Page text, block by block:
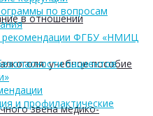
в отношении
учебное пособие
звена медико-
по вопросам
рекомендации ФГБУ «НМИЦ
пациентов
и профилактические